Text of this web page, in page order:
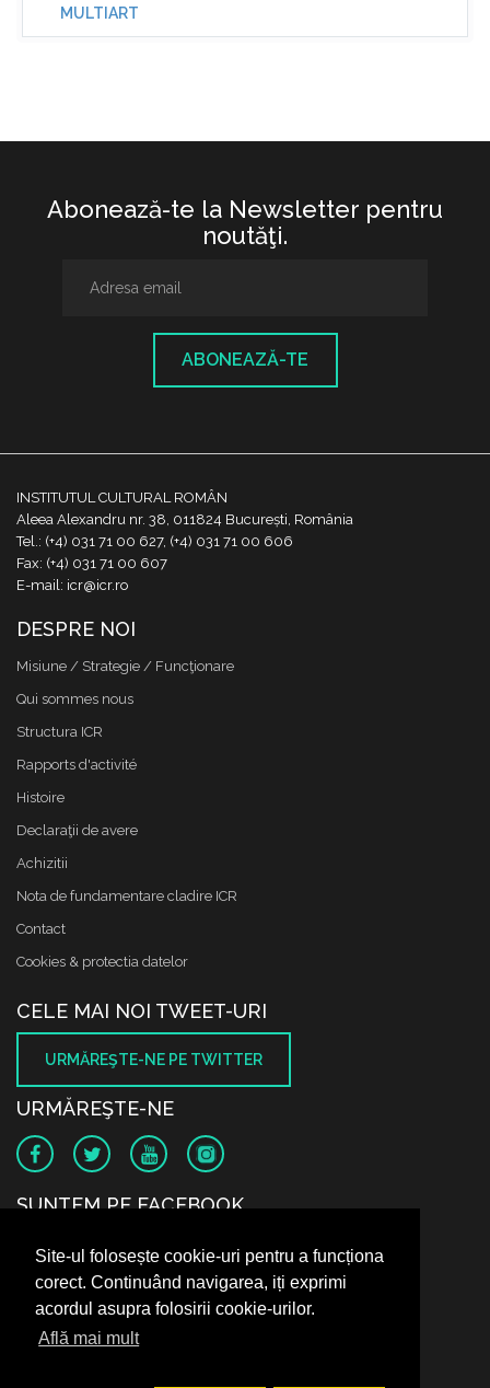
Site-ul folosește cookie-uri pentru a funcționa
corect. Continuând navigarea, iți exprimi
acordul asupra folosirii cookie-urilor.
Află mai mult
MULTIART
Abonează-te la Newsletter pentru
noutăţi.
ABONEAZĂ-TE
INSTITUTUL CULTURAL ROMÂN
Aleea Alexandru nr. 38, 011824 București, România
Tel.: (+4) 031 71 00 627, (+4) 031 71 00 606
Fax: (+4) 031 71 00 607
E-mail: icr@icr.ro
DESPRE NOI
Misiune / Strategie / Funcţionare
Qui sommes nous
Structura ICR
Rapports d'activité
Histoire
Declaraţii de avere
Achizitii
Nota de fundamentare cladire ICR
Contact
Cookies & protectia datelor
CELE MAI NOI TWEET-URI
URMĂREŞTE-NE PE TWITTER
URMĂREŞTE-NE
SUNTEM PE FACEBOOK